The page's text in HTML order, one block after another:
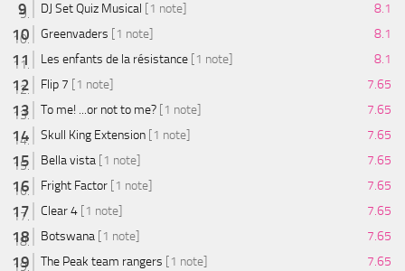
DJ Set Quiz Musical [1 note]
8.1
Greenvaders [1 note]
8.1
Les enfants de la résistance [1 note]
8.1
Flip 7 [1 note]
7.65
To me! ...or not to me? [1 note]
7.65
Skull King Extension [1 note]
7.65
Bella vista [1 note]
7.65
Fright Factor [1 note]
7.65
Clear 4 [1 note]
7.65
Botswana [1 note]
7.65
The Peak team rangers [1 note]
7.65